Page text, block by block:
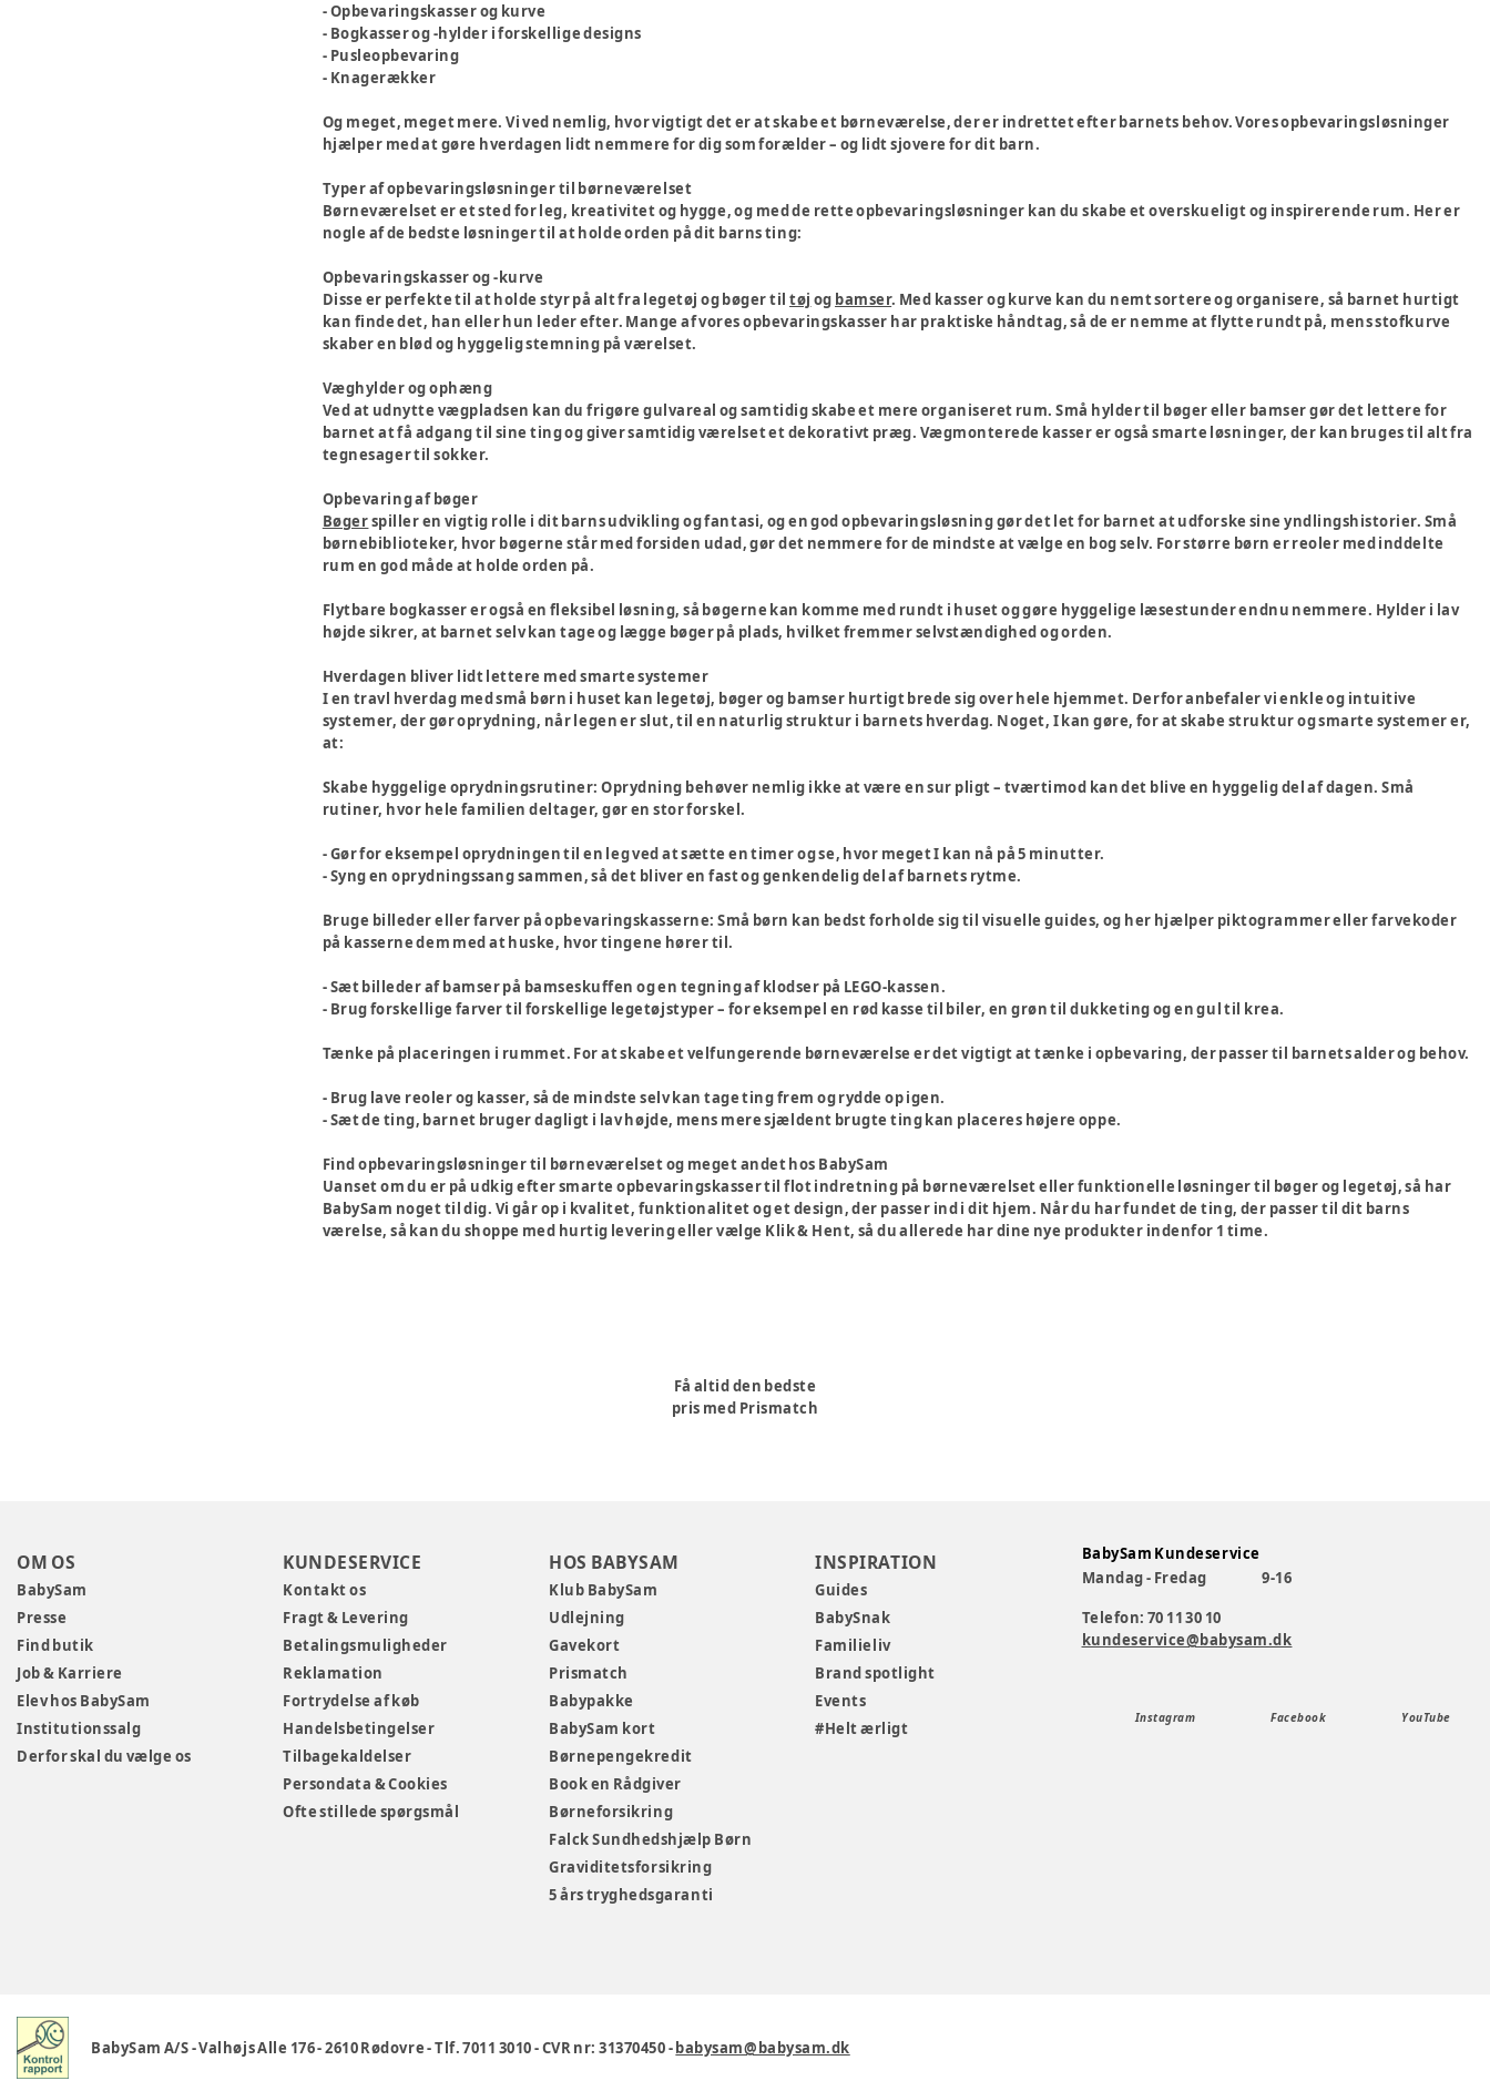
- Opbevaringskasser og kurve
- Bogkasser og -hylder i forskellige designs
- Pusleopbevaring
- Knagerækker
Og meget, meget mere. Vi ved nemlig, hvor vigtigt det er at skabe et børneværelse, der er indrettet efter barnets behov. Vores opbevaringsløsninger
hjælper med at gøre hverdagen lidt nemmere for dig som forælder – og lidt sjovere for dit barn.
Typer af opbevaringsløsninger til børneværelset
Børneværelset er et sted for leg, kreativitet og hygge, og med de rette opbevaringsløsninger kan du skabe et overskueligt og inspirerende rum. Her er
nogle af de bedste løsninger til at holde orden på dit barns ting:
Opbevaringskasser og -kurve
Disse er perfekte til at holde styr på alt fra legetøj og bøger til tøj og bamser. Med kasser og kurve kan du nemt sortere og organisere, så barnet hurtigt
kan finde det, han eller hun leder efter. Mange af vores opbevaringskasser har praktiske håndtag, så de er nemme at flytte rundt på, mens stofkurve
skaber en blød og hyggelig stemning på værelset.
Væghylder og ophæng
Ved at udnytte vægpladsen kan du frigøre gulvareal og samtidig skabe et mere organiseret rum. Små hylder til bøger eller bamser gør det lettere for
barnet at få adgang til sine ting og giver samtidig værelset et dekorativt præg. Vægmonterede kasser er også smarte løsninger, der kan bruges til alt fra
tegnesager til sokker.
Opbevaring af bøger
Bøgerspiller en vigtig rolle i dit barns udvikling og fantasi, og en god opbevaringsløsning gør det let for barnet at udforske sine yndlingshistorier. Små
børnebiblioteker, hvor bøgerne står med forsiden udad, gør det nemmere for de mindste at vælge en bog selv. For større børn er reoler med inddelte
rum en god måde at holde orden på.
Flytbare bogkasser er også en fleksibel løsning, så bøgerne kan komme med rundt i huset og gøre hyggelige læsestunder endnu nemmere. Hylder i lav
højde sikrer, at barnet selv kan tage og lægge bøger på plads, hvilket fremmer selvstændighed og orden.
Hverdagen bliver lidt lettere med smarte systemer
I en travl hverdag med små børn i huset kan legetøj, bøger og bamser hurtigt brede sig over hele hjemmet. Derfor anbefaler vi enkle og intuitive
systemer, der gør oprydning, når legen er slut, til en naturlig struktur i barnets hverdag. Noget, I kan gøre, for at skabe struktur og smarte systemer er,
at:
Skabe hyggelige oprydningsrutiner: Oprydning behøver nemlig ikke at være en sur pligt – tværtimod kan det blive en hyggelig del af dagen. Små
rutiner, hvor hele familien deltager, gør en stor forskel.
- Gør for eksempel oprydningen til en leg ved at sætte en timer og se, hvor meget I kan nå på 5 minutter.
- Syng en oprydningssang sammen, så det bliver en fast og genkendelig del af barnets rytme.
Bruge billeder eller farver på opbevaringskasserne: Små børn kan bedst forholde sig til visuelle guides, og her hjælper piktogrammer eller farvekoder
på kasserne dem med at huske, hvor tingene hører til.
- Sæt billeder af bamser på bamseskuffen og en tegning af klodser på LEGO-kassen.
- Brug forskellige farver til forskellige legetøjstyper – for eksempel en rød kasse til biler, en grøn til dukketing og en gul til krea.
Tænke på placeringen i rummet. For at skabe et velfungerende børneværelse er det vigtigt at tænke i opbevaring, der passer til barnets alder og behov.
- Brug lave reoler og kasser, så de mindste selv kan tage ting frem og rydde op igen.
- Sæt de ting, barnet bruger dagligt i lav højde, mens mere sjældent brugte ting kan placeres højere oppe.
Find opbevaringsløsninger til børneværelset og meget andet hos BabySam
Uanset om du er på udkig efter smarte opbevaringskasser til flot indretning på børneværelset eller funktionelle løsninger til bøger og legetøj, så har
BabySam noget til dig. Vi går op i kvalitet, funktionalitet og et design, der passer ind i dit hjem. Når du har fundet de ting, der passer til dit barns
værelse, så kan du shoppe med hurtig levering eller vælge Klik & Hent, så du allerede har dine nye produkter indenfor 1 time.
Få altid den bedste
pris med Prismatch
OM OS
BabySam
Presse
Find butik
Job & Karriere
Elev hos BabySam
Institutionssalg
Derfor skal du vælge os
KUNDESERVICE
Kontakt os
Fragt & Levering
Betalingsmuligheder
Reklamation
Fortrydelse af køb
Handelsbetingelser
Tilbagekaldelser
Persondata & Cookies
Ofte stillede spørgsmål
HOS BABYSAM
Klub BabySam
Udlejning
Gavekort
Prismatch
Babypakke
BabySam kort
Børnepengekredit
Book en Rådgiver
Børneforsikring
Falck Sundhedshjælp Børn
Graviditetsforsikring
5 års tryghedsgaranti
INSPIRATION
Guides
BabySnak
Familieliv
Brand spotlight
Events
#Helt ærligt
BabySam Kundeservice
Mandag - Fredag
9-16
Telefon: 70 11 30 10
kundeservice@babysam.dk
Instagram Facebook YouTube
BabySam A/S-Valhøjs Alle 176-2610 Rødovre-Tlf. 7011 3010-CVR nr: 31370450-babysam@babysam.dk